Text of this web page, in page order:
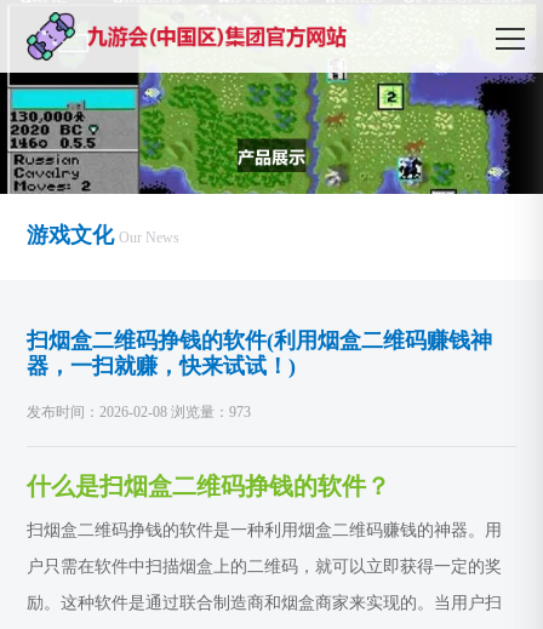
游戏文化 Our News
扫烟盒二维码挣钱的软件(利用烟盒二维码赚钱神
器，一扫就赚，快来试试！)
发布时间：2026-02-08 浏览量：973
什么是扫烟盒二维码挣钱的软件？
扫烟盒二维码挣钱的软件是一种利用烟盒二维码赚钱的神器。用
户只需在软件中扫描烟盒上的二维码，就可以立即获得一定的奖
励。这种软件是通过联合制造商和烟盒商家来实现的。当用户扫